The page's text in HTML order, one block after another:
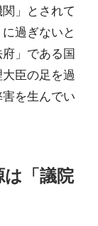
」とされて
過ぎないと
」である国
臣の足を過
を生んでい
「議院